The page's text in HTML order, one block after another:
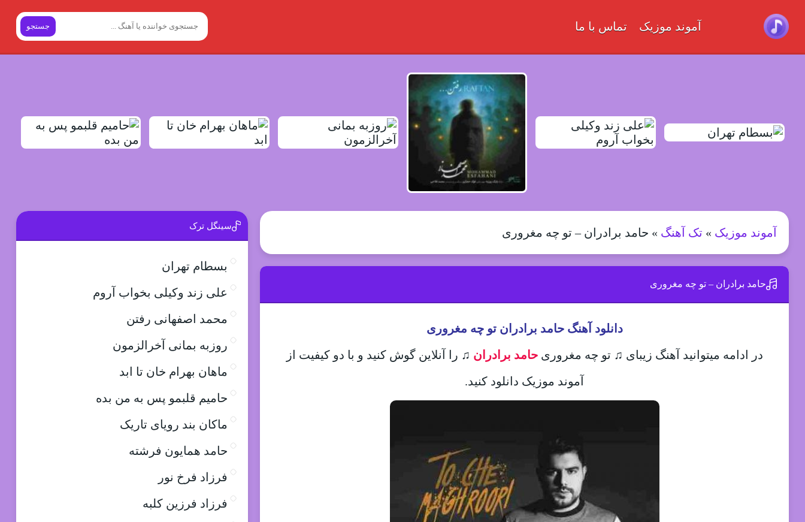
آموند موزیک تماس با ما جستجو
آموند موزیک » تک آهنگ » حامد برادران – تو چه مغروری
حامد برادران – تو چه مغروری
دانلود آهنگ حامد برادران تو چه مغروری
در ادامه میتوانید آهنگ زیبای ♫ تو چه مغروریحامد برادران ♫ را آنلاین گوش کنید و با دو کیفیت از
آموند موزیک دانلود کنید.
سینگل ترک
بسطام تهران
علی زند وکیلی بخواب آروم
محمد اصفهانی رفتن
روزبه بمانی آخرالزمون
ماهان بهرام خان تا ابد
حامیم قلبمو پس به من بده
ماکان بند رویای تاریک
حامد همایون فرشته
فرزاد فرخ نور
فرزاد فرزین کلبه